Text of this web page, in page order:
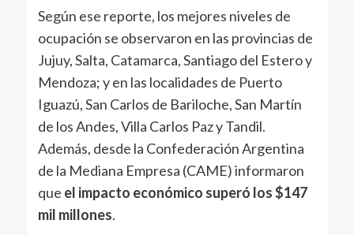
Según ese reporte, los mejores niveles de
ocupación se observaron en las provincias de
Jujuy, Salta, Catamarca, Santiago del Estero y
Mendoza; y en las localidades de Puerto
Iguazú, San Carlos de Bariloche, San Martín
de los Andes, Villa Carlos Paz y Tandil.
Además, desde la Confederación Argentina
de la Mediana Empresa (CAME) informaron
que el impacto económico superó los $147
mil millones.